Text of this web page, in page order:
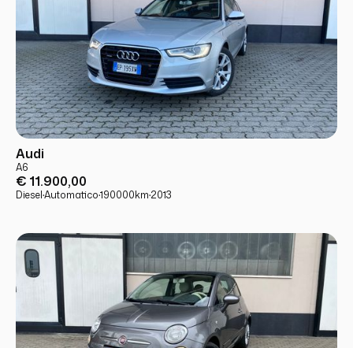
USATO
Audi
A6
€ 11.900,00
Diesel·Automatico·190000km·2013